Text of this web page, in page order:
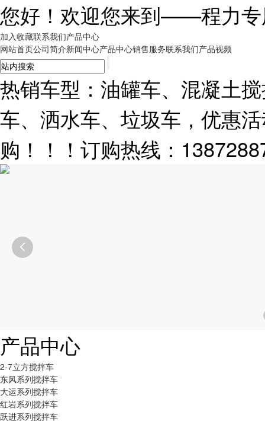
您好！欢迎您来到——程力
加入收藏联系我们产品中心
网站首页公司简介新闻中心产品中心销售服务联系我们产品视频
热销车型：油罐车、混凝土
车、洒水车、垃圾车，优惠
购！！！订购热线：

产品中心
2-7立方搅拌车
东风系列搅拌车
大运系列搅拌车
红岩系列搅拌车
跃进系列搅拌车